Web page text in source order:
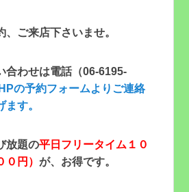
ご来店下さいませ。
わせは電話（06-6195-
の予約フォームよりご連絡
す。
放題の平日フリータイム１０
０円）が、お得です。